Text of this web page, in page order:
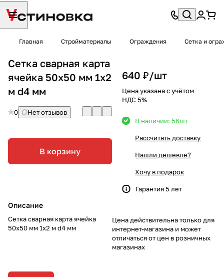
Главная Стройматериалы Ограждения Сетка и
Сетка сварная карта
ячейка 50х50 мм 1х2
м d4 мм
0 Нет отзывов
В корзину
Описание
Сетка сварная карта ячейка
50х50 мм 1х2 м d4 мм
640 ₽/шт
Цена указана с учётом
НДС 5%
В наличии: 56шт
Рассчитать доставку
Нашли дешевле?
Хочу в подарок
Гарантия 5 лет
Цена действительна только для
интернет-магазина и может
отличаться от цен в розничных
магазинах